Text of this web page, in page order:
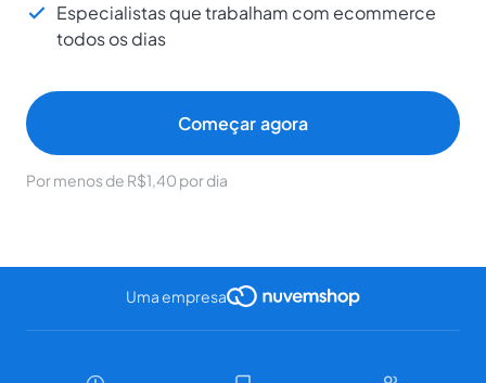
Especialistas que trabalham com ecommerce
todos os dias
Começar agora
Por menos de R$1,40 por dia
Uma empresa